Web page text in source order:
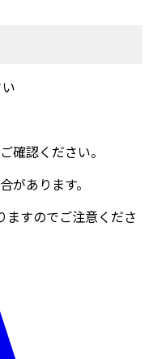
確認ください。
あります。
すのでご注意くださ